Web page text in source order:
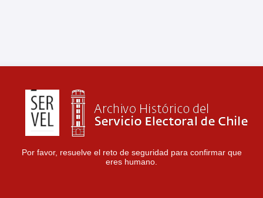
Por favor, resuelve el reto de seguridad para confirmar que
eres humano.